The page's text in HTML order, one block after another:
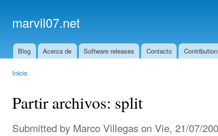
marvil07.net
Main menu
Blog Acerca de Software releases Contacto
Inicio
Partir archivos: split
Submitted by Marco Villegas on Vie, 21/07/